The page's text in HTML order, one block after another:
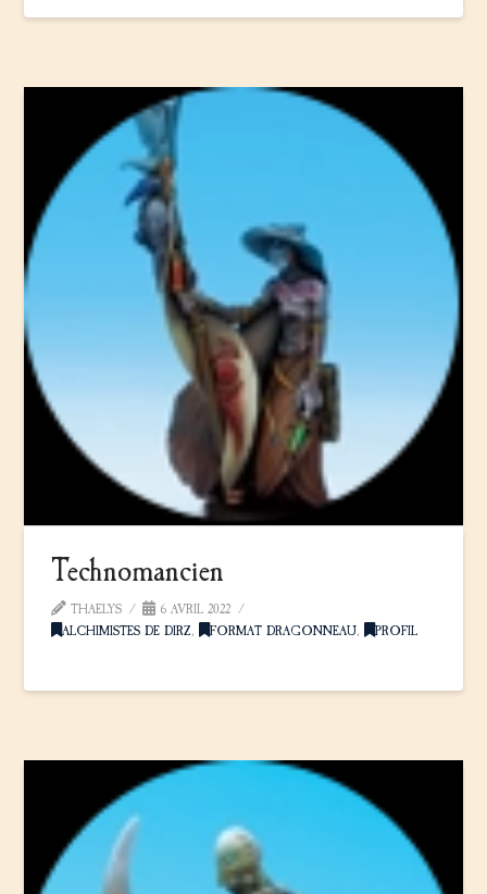
Technomancien
THAELYS
6 AVRIL 2022
ALCHIMISTES DE DIRZ, FORMAT DRAGONNEAU, PROFIL